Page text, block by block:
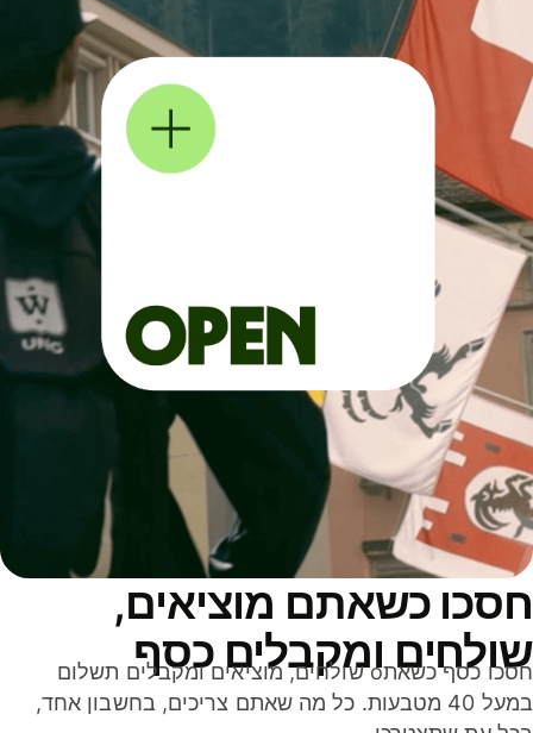
כשאתם מוציאים,
ומקבלים כסף
חסכו כסף כשאתo שולחים, מוציאים ומקבלים תשלום
במעל 40 מטבעות. כל מה שאתם צריכים, בחשבון אחד,